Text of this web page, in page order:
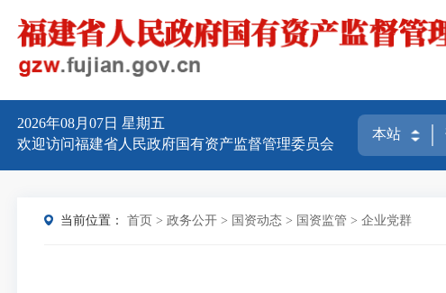
2026年08月07日星期五
欢迎访问福建省人民政府国有资产监督管理委员会
当前位置： 首页 >政务公开 > 国资动态 > 国资监管 >企业党群